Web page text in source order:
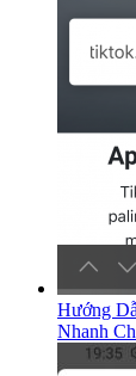
Hướng
Nhanh